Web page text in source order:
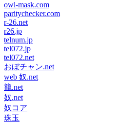
owl-mask.com
paritychecker.com
r-26.net
r26.jp
telnum.jp
tel072.jp
tel072.net
おぼチャン.net
web 奴.net
籠.net
奴.net
奴コア
珠玉